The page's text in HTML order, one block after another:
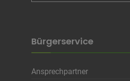
Bürgerservice
Ansprechpartner